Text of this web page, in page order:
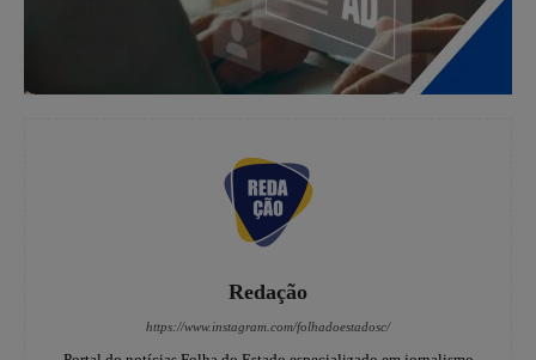
Redação
https://www.instagram.com/folhadoestadosc/